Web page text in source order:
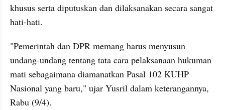
khusus serta diputuskan dan dilaksanakan secara sangat
hati-hati.
"Pemerintah dan DPR memang harus menyusun
undang-undang tentang tata cara pelaksanaan hukuman
mati sebagaimana diamanatkan Pasal 102 KUHP
Nasional yang baru," ujar Yusril dalam keterangannya,
Rabu (9/4).